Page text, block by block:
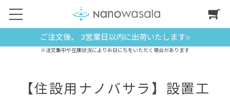
ご注文後、 3営業日以内に出荷いたします※
※注文集中や在庫状況によりお日にちをいただく場合があります
【住設用ナノバサラ】設置工